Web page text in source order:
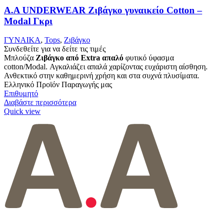
Α.A UNDERWEAR Ζιβάγκο γυναικείο Cotton –
Modal Γκρι
ΓΥΝΑΙΚΑ, Tops, Ζιβάγκο
Συνδεθείτε για να δείτε τις τιμές
Μπλούζα Ζιβάγκο από Extra απαλό φυτικό ύφασμα
cotton/Modal. Αγκαλιάζει απαλά χαρίζοντας ευχάριστη αίσθηση.
Ανθεκτικό στην καθημερινή χρήση και στα συχνά πλυσίματα.
Ελληνικό Προϊόν Παραγωγής μας
Επιθυμητό
Διαβάστε περισσότερα
Quick view